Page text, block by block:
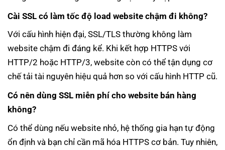
Cài SSL có làm tốc độ load website chậm đi không?
Với cấu hình hiện đại, SSL/TLS thường không làm
website chậm đi đáng kể. Khi kết hợp HTTPS với
HTTP/2 hoặc HTTP/3, website còn có thể tận dụng cơ
chế tải tài nguyên hiệu quả hơn so với cấu hình HTTP cũ.
Có nên dùng SSL miễn phí cho website bán hàng
không?
Có thể dùng nếu website nhỏ, hệ thống gia hạn tự động
ổn định và bạn chỉ cần mã hóa HTTPS cơ bản. Tuy nhiên,